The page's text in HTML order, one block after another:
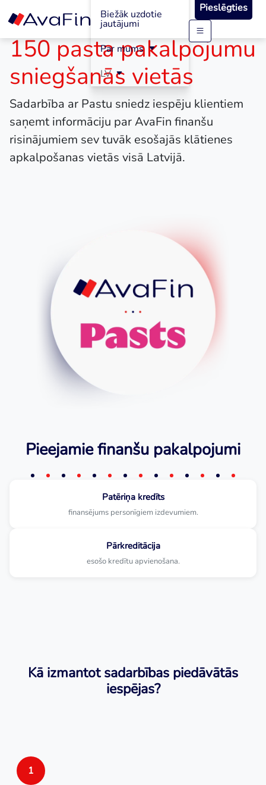
Skip
Biežāk uzdotie
jautājumi
Par mums
LV
Pieslēgties
Paplašinām pieejamību
150 pasta pakalpojumu
sniegšanās vietās
Sadarbība ar Pastu sniedz iespēju klientiem
saņemt informāciju par AvaFin finanšu
risinājumiem sev tuvāk esošajās klātienes
apkalpošanas vietās visā Latvijā.
Pieejamie finanšu pakalpojumi
Patēriņa kredīts
finansējums personīgiem izdevumiem.
Pārkreditācija
esošo kredītu apvienošana.
Kā izmantot sadarbības piedāvātās
iespējas?
1